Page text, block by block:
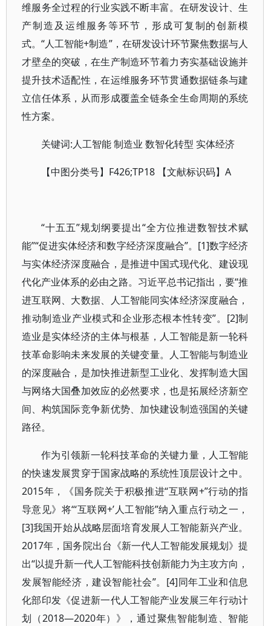
维服务全过程的行业实践不断丰富。在研发设计、生
产制造及运维服务等环节，形成可复制的创新模
式。“人工智能+制造”，在研发设计环节聚焦数据与人
才壁垒的突破，在生产制造环节着力夯实基础设施并
提升技术适配性，在运维服务环节贯通数据链条与建
立信任体系，从而形成覆盖全链条全生命周期的系统
性方案。
关键词:人工智能 制造业 数智化转型 实体经济
【中图分类号】F426;TP18 【文献标识码】A
“十五五”规划纲要提出“全方位推进数智技术赋
能”“促进实体经济和数字经济深度融合”。[1]数字经济
与实体经济深度融合，是推进中国式现代化、建设现
代化产业体系的必由之路。习近平总书记指出，要“推
进互联网、大数据、人工智能同实体经济深度融合，
推动制造业产业模式和企业形态根本性转变”。[2]制
造业是实体经济的主体与根基，人工智能是新一轮科
技革命影响未来发展的关键变量。人工智能与制造业
的深度融合，是加快推进新型工业化、发挥制造大国
与网络大国叠加效应的必然要求，也是拓展经济新空
间、构筑国际竞争新优势、加快建设制造强国的关键
路径。
作为引领新一轮科技革命的关键力量，人工智能
的快速发展贯穿于国家战略的系统性顶层设计之中。
2015年，《国务院关于积极推进“互联网+”行动的指
导意见》将“‘互联网+’人工智能”纳入重点行动之一，
[3]我国开始从战略层面培育发展人工智能新兴产业。
2017年，国务院出台《新一代人工智能发展规划》提
出“以提升新一代人工智能科技创新能力为主攻方向，
发展智能经济，建设智能社会”。[4]同年工业和信息
化部印发《促进新一代人工智能产业发展三年行动计
划（2018—2020年）》，通过聚焦智能制造、智能